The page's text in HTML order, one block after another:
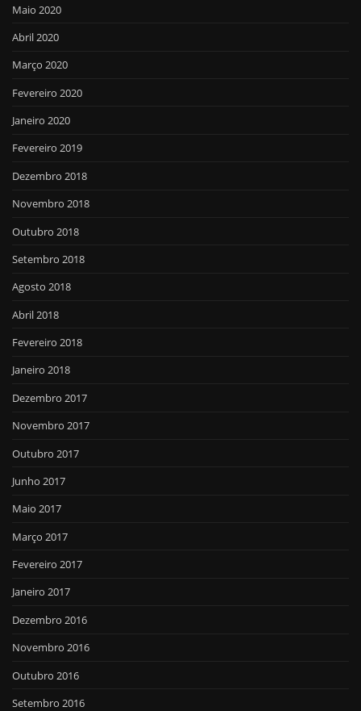
Maio 2020
Abril 2020
Março 2020
Fevereiro 2020
Janeiro 2020
Fevereiro 2019
Dezembro 2018
Novembro 2018
Outubro 2018
Setembro 2018
Agosto 2018
Abril 2018
Fevereiro 2018
Janeiro 2018
Dezembro 2017
Novembro 2017
Outubro 2017
Junho 2017
Maio 2017
Março 2017
Fevereiro 2017
Janeiro 2017
Dezembro 2016
Novembro 2016
Outubro 2016
Setembro 2016